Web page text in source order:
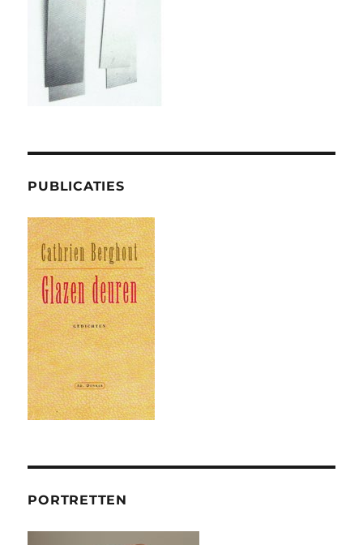
PUBLICATIES
PORTRETTEN